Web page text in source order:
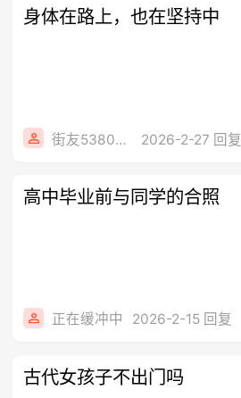
身体在路上，也在坚持中
街友53806888 2026-2-27 回复
高中毕业前与同学的合照
正在缓冲中 2026-2-15 回复
古代女孩子不出门吗